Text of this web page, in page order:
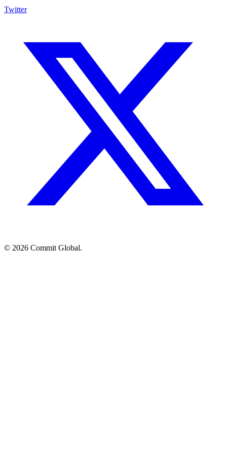
Twitter
© 2026 Commit Global.